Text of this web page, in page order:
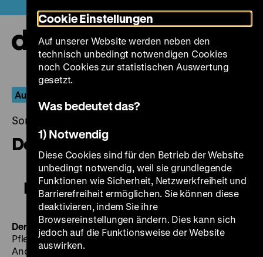
zum
Seiteninhalt
springen
Aus dem Fernseharchiv
Sonntag, 07. April 2019, 19.00 - 00.00 Uhr
Der Drücker
Der Drücker
Der DrückerBRD 1986, R: Uwe Frießner, B: Bernhard
Pfletschinger, K: Simon Kleebauer, M: Theo Breiding, D:
Andreas Buttler, Heinz Hoenig, Herbert Raule, Uli
Cookie Einstellungen
Auf unserer Website werden neben den
technisch unbedingt notwendigen Cookies
noch Cookies zur statistischen Auswertung
gesetzt.
Was bedeutet das?
1) Notwendig
Diese Cookies sind für den Betrieb der Website
unbedingt notwendig, weil sie grundlegende
Funktionen wie Sicherheit, Netzwerkfreiheit und
Barrierefreiheit ermöglichen. Sie können diese
deaktivieren, indem Sie ihre
Browsereinstellungen ändern. Dies kann sich
jedoch auf die Funktionsweise der Website
auswirken.